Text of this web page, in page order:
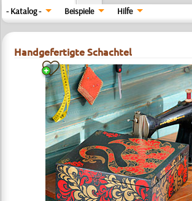
- Katalog -
Beispiele Hilfe
Handgefertigte Schachtel